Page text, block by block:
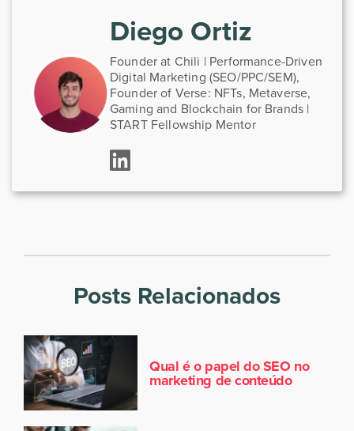
Diego Ortiz
Founder at Chili | Performance-Driven
Digital Marketing (SEO/PPC/SEM),
Founder of Verse: NFTs, Metaverse,
Gaming and Blockchain for Brands |
START Fellowship Mentor
Posts Relacionados
Qual é o papel do SEO no
marketing de conteúdo